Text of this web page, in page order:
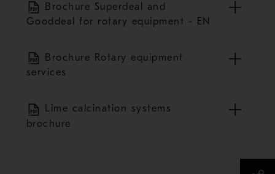
Brochure Superdeal and
Gooddeal for rotary equipment - EN
Brochure Rotary equipment
services
Lime calcination systems
brochure